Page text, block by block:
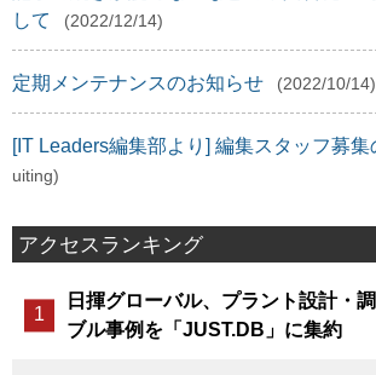
して
(2022/12/14)
定期メンテナンスのお知らせ (2022/10/14)
[IT Leaders編集部より] 編集スタッフ募
uiting)
アクセスランキング
日揮グローバル、プラント設計・
ブル事例を「JUST.DB」に集約